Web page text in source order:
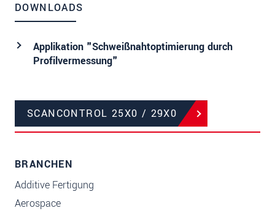
DOWNLOADS
Applikation "Schweißnahtoptimierung durch
Profilvermessung"
SCANCONTROL 25X0 / 29X0
BRANCHEN
Additive Fertigung
Aerospace